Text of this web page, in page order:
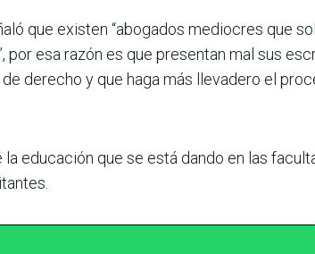
que existen “abo­gados mediocres que
esa razón es que presentan mal sus
derecho y que haga más lle­vadero el
educación que se está dando en las